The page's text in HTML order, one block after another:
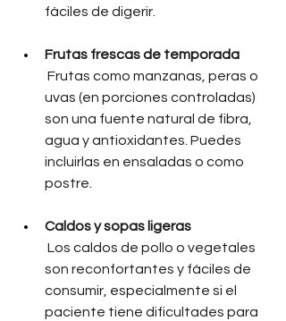
fáciles de digerir.
Frutas frescas de temporada
Frutas como manzanas, peras o
uvas (en porciones controladas)
son una fuente natural de fibra,
agua y antioxidantes. Puedes
incluirlas en ensaladas o como
postre.
Caldos y sopas ligeras
Los caldos de pollo o vegetales
son reconfortantes y fáciles de
consumir, especialmente si el
paciente tiene dificultades para